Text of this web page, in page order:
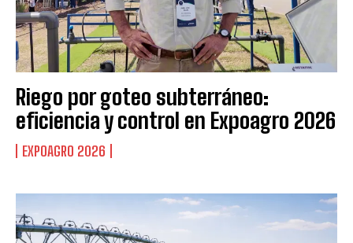
Riego por goteo subterráneo:
eficiencia y control en Expoagro 2026
EXPOAGRO 2026